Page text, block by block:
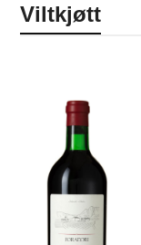
Viltkjøtt